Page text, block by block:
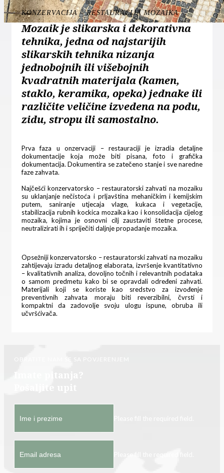
KONZERVACIJA – RESTAURACIJA MOZAIKA
Mozaik je slikarska i dekorativna
tehnika, jedna od najstarijih
slikarskih tehnika nizanja
jednobojnih ili višebojnih
kvadratnih materijala (kamen,
staklo, keramika, opeka) jednake ili
različite veličine izvedena na podu,
zidu, stropu ili samostalno.
Prva faza u onzervaciji – restauraciji je izradia detaljne
dokumentacije koja može biti pisana, foto i grafička
dokumentacija. Dokumentira se zatečeno stanje i sve naredne
faze zahvata.
Najčešći konzervatorsko – restauratorski zahvati na mozaiku
su uklanjanje nečistoća i prljavština mehaničkim i kemijskim
putem, saniranje utjecaja vlage, kukaca i vegetacije,
stabilizacija rubnih kockica mozaika kao i konsolidacija cijelog
mozaika, kojima je osnovni cilj zaustaviti štetne procese,
neutralizirati ih i spriječiti daljnje propadanje mozaika.
Opsežniji konzervatorsko – restauratorski zahvati na mozaiku
zahtijevaju izradu detaljnog elaborata, izvršenje kvantitativno
– kvalitativnih analiza, dovoljno točnih i relevantnih podataka
o samom predmetu kako bi se opravdali određeni zahvati.
Materijali koji se koriste kao sredstvo za izvođenje
preventivnih zahvata moraju biti reverzibilni, čvrsti i
kompaktni da zadovolje svoju ulogu ispune, obruba ili
učvršćivača.